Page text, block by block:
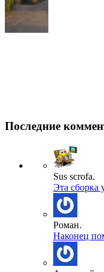
Последние
Sus scrofa.
Эта сборка
Роман.
Наконец